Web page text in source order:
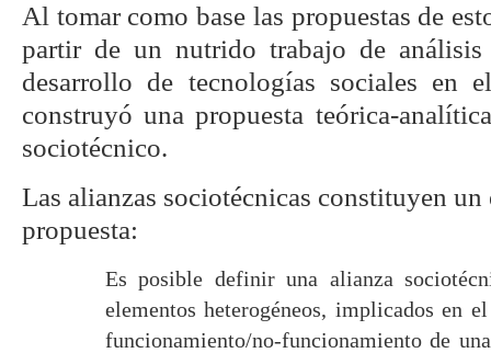
Al tomar como base las propuestas de
partir de un nutrido trabajo de análisis
desarrollo de tecnologías sociales en
construyó una propuesta teórica-
sociotécnico.
Las alianzas sociotécnicas constituyen un
propuesta:
Es posible definir una alianza
elementos heterogéneos, implicados en
funcionamiento/no-funcionamiento de